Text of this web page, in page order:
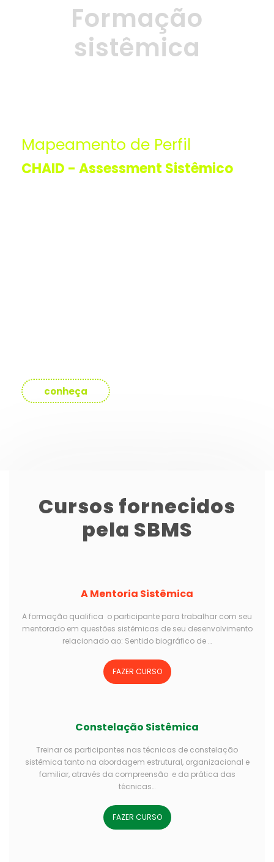
Formação
sistêmica
Mapeamento de Perfil
CHAID - Assessment Sistêmico
conheça
Cursos fornecidos
pela SBMS
A Mentoria Sistêmica
A formação qualifica o participante para trabalhar com seu
mentorado em questões sistêmicas de seu desenvolvimento
relacionado ao: Sentido biográfico de …
FAZER CURSO
Constelação Sistêmica
Treinar os participantes nas técnicas de constelação
sistêmica tanto na abordagem estrutural, organizacional e
familiar, através da compreensão e da prática das
técnicas…
FAZER CURSO